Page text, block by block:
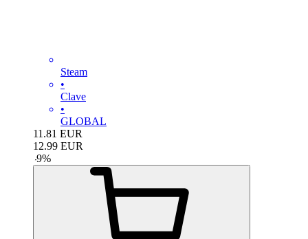
Steam
•
Clave
•
GLOBAL
11.81 EUR
12.99 EUR
-9%